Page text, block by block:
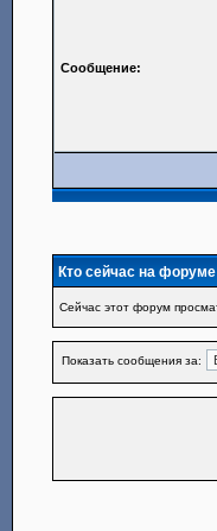
Сообщение:
Кто сейчас на форуме
Сейчас этот форум
Показать сообщения за: